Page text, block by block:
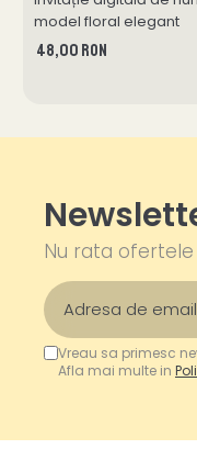
model floral elegant
48,00 RON
Nu rata
Vreau sa primesc
Afla mai multe in